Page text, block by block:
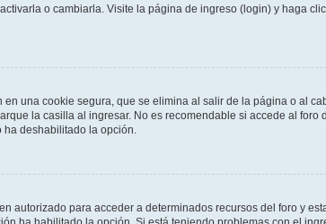
o cambiarla. Visite la página de ingreso (login) y haga
una cookie segura, que se elimina al salir de la página o al
la casilla al ingresar. No es recomendable si accede al foro
deshabilitado la opción.
autorizado para acceder a determinados recursos del foro y